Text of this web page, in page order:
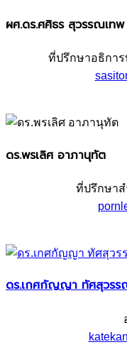
ผศ.ดร.ศศิธร สุวรรณเทพ
ที่ปรึกษาอธิกา
ดร.พรเลิศ อาภานุทัต
ที่ปรึกษา
ดร.เกศกัญญา ทัศสุวร